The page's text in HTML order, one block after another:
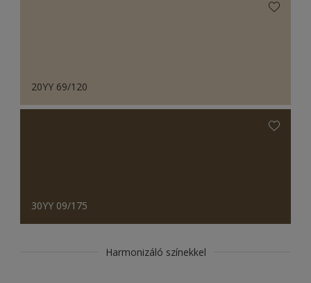
20YY 69/120
30YY 09/175
Harmonizáló színekkel